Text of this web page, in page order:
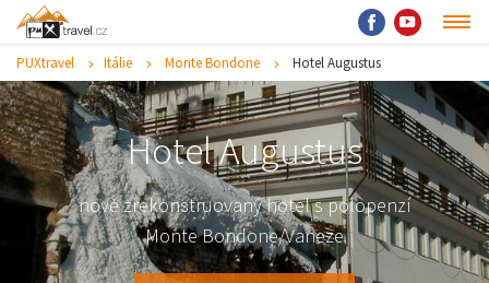
PUXtravel Itálie Monte Bondone Hotel Augustus
Hotel Augustus
nově zrekonstruovaný hotel s polopenzí
Monte Bondone/Vaneze